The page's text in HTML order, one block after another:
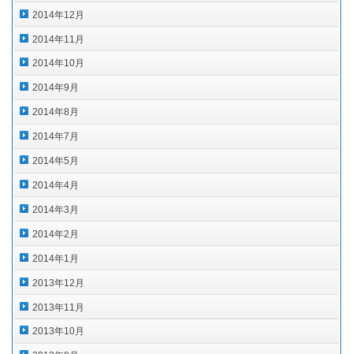
2014年12月
2014年11月
2014年10月
2014年9月
2014年8月
2014年7月
2014年5月
2014年4月
2014年3月
2014年2月
2014年1月
2013年12月
2013年11月
2013年10月